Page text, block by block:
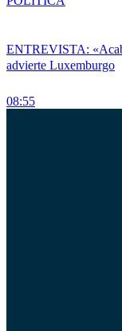
ENTREVISTA:
advierte Luxemburgo
08:55